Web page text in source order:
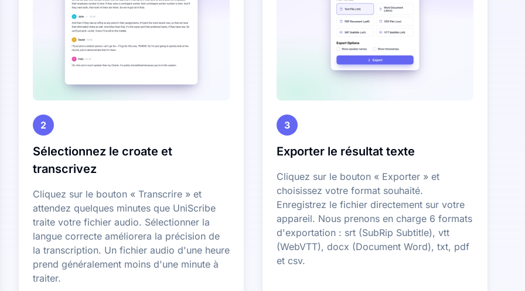
2
Sélectionnez le croate et
transcrivez
Cliquez sur le bouton « Transcrire » et
attendez quelques minutes que UniScribe
traite votre fichier audio. Sélectionner la
langue correcte améliorera la précision de
la transcription. Un fichier audio d'une heure
prend généralement moins d'une minute à
traiter.
3
Exporter le résultat texte
Cliquez sur le bouton « Exporter » et
choisissez votre format souhaité.
Enregistrez le fichier directement sur votre
appareil. Nous prenons en charge 6 formats
d'exportation : srt (SubRip Subtitle), vtt
(WebVTT), docx (Document Word), txt, pdf
et csv.